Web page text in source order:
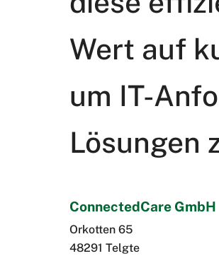
Wert auf
um IT-
Lösungen
ConnectedCare GmbH
Orkotten 65
48291 Telgte